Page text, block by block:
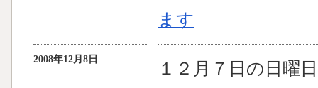
ます
2008年12月8日
１２月７日の日曜